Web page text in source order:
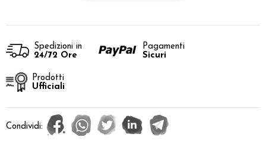
Spedizioni in
24/72 Ore
Pagamenti
Sicuri
Prodotti
Ufficiali
Condividi: